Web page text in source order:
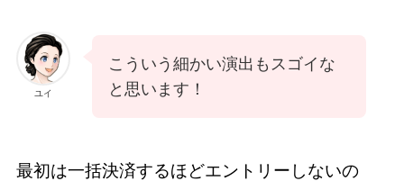
ユイ
こういう細かい演出もスゴイな
と思います！
最初は一括決済するほどエントリーしないの